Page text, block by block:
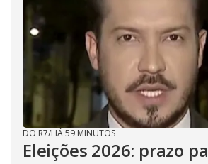
DO R7/HÁ 59 MINUTOS
Eleições 2026: prazo